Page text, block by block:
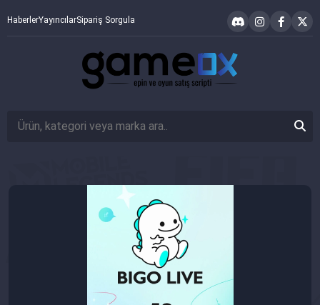
HaberlerYayıncılarSipariş Sorgula